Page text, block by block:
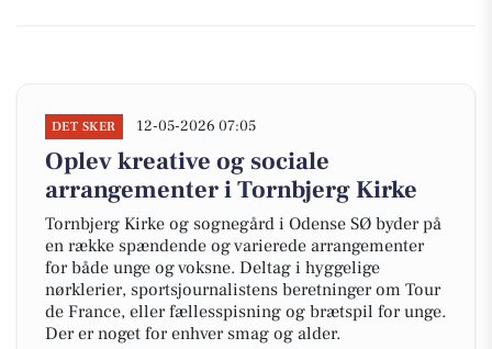
DET SKER 12-05-2026 07:05
Oplev kreative og sociale
arrangementer i Tornbjerg Kirke
Tornbjerg Kirke og sognegård i Odense SØ byder på
en række spændende og varierede arrangementer
for både unge og voksne. Deltag i hyggelige
nørklerier, sportsjournalistens beretninger om Tour
de France, eller fællesspisning og brætspil for unge.
Der er noget for enhver smag og alder.